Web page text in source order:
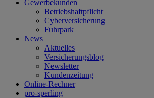
Gewerbekunden
Betriebshaftpflicht
Cyberversicherung
Fuhrpark
News
Aktuelles
Versicherungsblog
Newsletter
Kundenzeitung
Online-Rechner
pro-sperling